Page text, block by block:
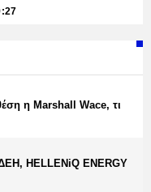
η Marshall Wace, τι
HELLENiQ ENERGY